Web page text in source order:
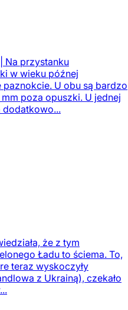
Na przystanku
w wieku późnej
U obu są bardzo
poza opuszki. U jednej
dodatkowo...
że z tym
Ładu to ściema. To,
teraz wyskoczyły
z Ukrainą), czekało